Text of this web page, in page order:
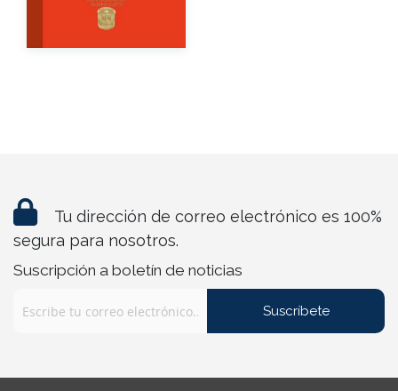
Tu dirección de correo electrónico es 100%
segura para nosotros.
Suscripción a boletín de noticias
Suscríbete